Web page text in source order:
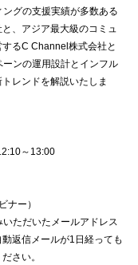
グの支援実績が多数ある
、アジア最大級のコミュ
るC Channel株式会社と
ンの運用設計とインフル
レンドを解説いたしま
～13:00
ナー）
ただいたメールアドレス
返信メールが1日経っても
さい。